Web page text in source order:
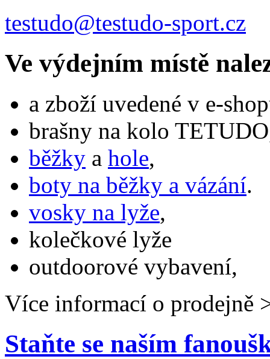
testudo@testudo-sport.cz
Ve výdejním místě
a zboží uvedené v e-
brašny na kolo
běžky a hole,
boty na běžky a vázání.
vosky na lyže,
kolečkové lyže
outdoorové vybavení,
Více informací o prodejně
Staňte se naším